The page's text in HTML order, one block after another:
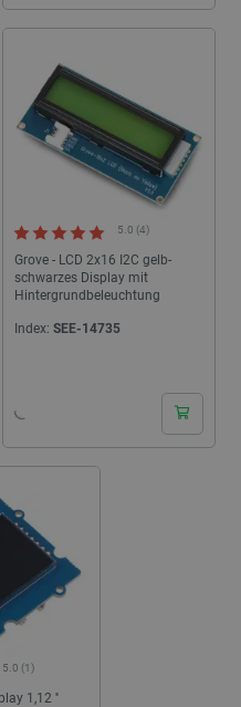
Grove - LCD 2x16 I2C gelb-
schwarzes Display mit
Hintergrundbeleuchtung
5.0 (4)
Index: SEE-14735
1,12 ''
5.0 (1)